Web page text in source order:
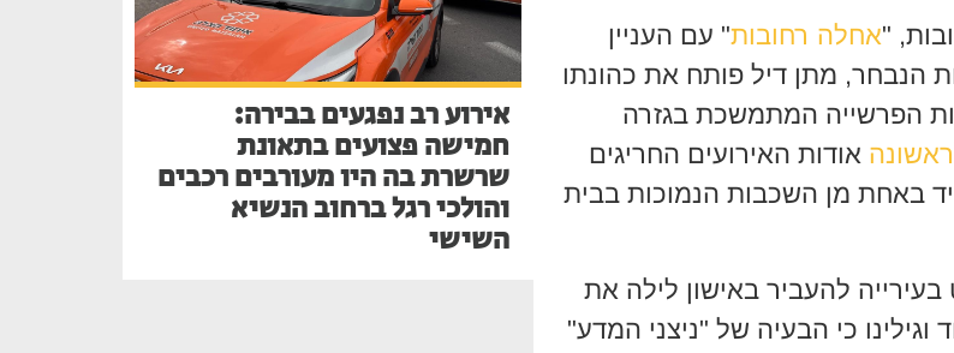
"אחלה רחובות" עם העניין
הנבחר, מתן דיל פותח את כהונתו
הפרשייה המתמשכת בגזרה
אודות האירועים החריגים
באחת מן השכבות הנמוכות בבית
להעביר באישון לילה את
כי הבעיה של "ניצני המדע"
אירוע רב נפגעים בבירה:
חמישה פצועים בתאונת
שרשרת בה היו מעורבים רכבים
והולכי רגל ברחוב הנשיא
השישי